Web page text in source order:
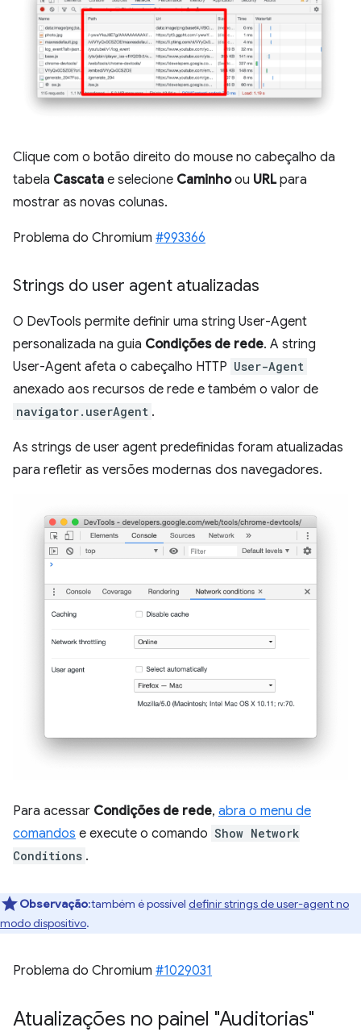
Clique com o botão direito do mouse no cabeçalho da
tabela Cascata e selecione Caminhoou URLpara
mostrar as novas colunas.
Problema do Chromium #993366
Strings do user agent atualizadas
O DevTools permite definir uma string User-Agent
personalizada na guia Condições de rede. A string
User-Agent afeta o cabeçalho HTTP User-Agent
anexado aos recursos de rede e também o valor de
navigator.userAgent .
As strings de user agent predefinidas foram atualizadas
para refletir as versões modernas dos navegadores.
Para acessar Condições de rede, abra o menu de
comandos e execute o comando Show Network
Conditions .
Observação:também é possível definir strings de user-agent no
modo dispositivo.
Problema do Chromium #1029031
Atualizações no painel "Auditorias"